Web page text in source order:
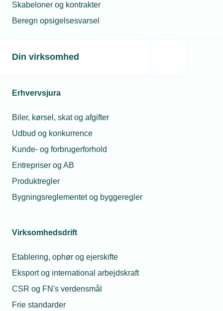
Skabeloner og kontrakter
Beregn opsigelsesvarsel
Din virksomhed
Erhvervsjura
Biler, kørsel, skat og afgifter
Udbud og konkurrence
Kunde- og forbrugerforhold
Entrepriser og AB
Produktregler
Bygningsreglementet og byggeregler
Virksomhedsdrift
Etablering, ophør og ejerskifte
Eksport og international arbejdskraft
CSR og FN's verdensmål
Frie standarder
Lokalforeninger
Arbejdsgiverne Sydsjælland & Øerne
Vis netværk